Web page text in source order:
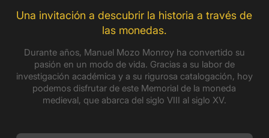
Una invitación a descubrir la historia a través de
las monedas.
Durante años, Manuel Mozo Monroy ha convertido su
pasión en un modo de vida. Gracias a su labor de
investigación académica y a su rigurosa catalogación, hoy
podemos disfrutar de este Memorial de la moneda
medieval, que abarca del siglo VIII al siglo XV.